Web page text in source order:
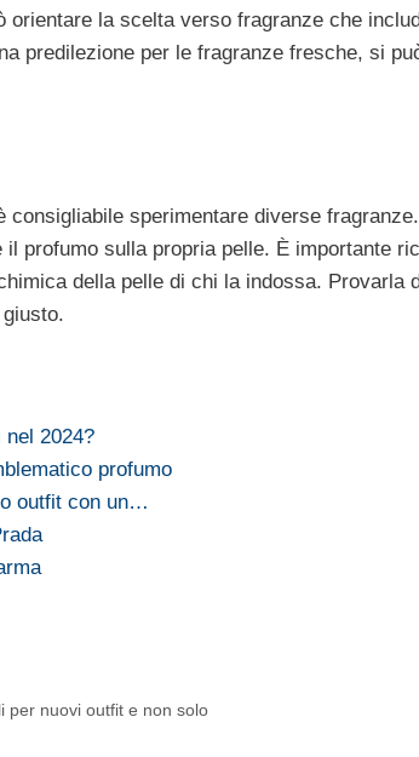
la scelta verso fragranze che
predilezione per le fragranze fresche, si
consigliabile sperimentare diverse
profumo sulla propria pelle. È importante
della pelle di chi la indossa. Provarla
nel 2024?
profumo
outfit con un…
per nuovi outfit e non solo